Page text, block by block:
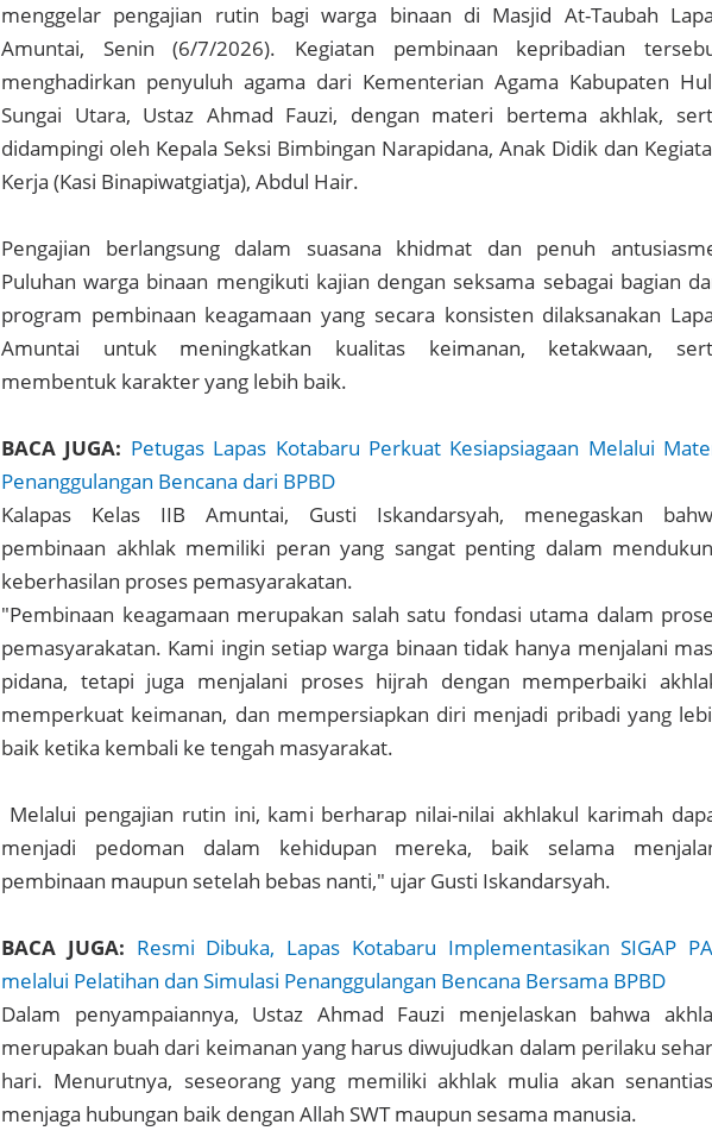
menggelar pengajian rutin bagi warga binaan di Masjid At-Taubah
Amuntai, Senin (6/7/2026). Kegiatan pembinaan kepribadian
menghadirkan penyuluh agama dari Kementerian Agama Kabupaten
Sungai Utara, Ustaz Ahmad Fauzi, dengan materi bertema akhlak,
didampingi oleh Kepala Seksi Bimbingan Narapidana, Anak Didik dan
Kerja (Kasi Binapiwatgiatja), Abdul Hair.
Pengajian berlangsung dalam suasana khidmat dan penuh
Puluhan warga binaan mengikuti kajian dengan seksama sebagai bagian
program pembinaan keagamaan yang secara konsisten dilaksanakan
Amuntai untuk meningkatkan kualitas keimanan, ketakwaan,
membentuk karakter yang lebih baik.
BACA JUGA: Petugas Lapas Kotabaru Perkuat Kesiapsiagaan Melalui
Penanggulangan Bencana dari BPBD
Kalapas Kelas IIB Amuntai, Gusti Iskandarsyah, menegaskan
pembinaan akhlak memiliki peran yang sangat penting dalam
keberhasilan proses pemasyarakatan.
"Pembinaan keagamaan merupakan salah satu fondasi utama dalam
pemasyarakatan. Kami ingin setiap warga binaan tidak hanya menjalani
pidana, tetapi juga menjalani proses hijrah dengan memperbaiki
memperkuat keimanan, dan mempersiapkan diri menjadi pribadi yang
baik ketika kembali ke tengah masyarakat.
Melalui pengajian rutin ini, kami berharap nilai-nilai akhlakul karimah
menjadi pedoman dalam kehidupan mereka, baik selama
pembinaan maupun setelah bebas nanti," ujar Gusti Iskandarsyah.
BACA JUGA: Resmi Dibuka, Lapas Kotabaru Implementasikan SIGAP
melalui Pelatihan dan Simulasi Penanggulangan Bencana Bersama BPBD
Dalam penyampaiannya, Ustaz Ahmad Fauzi menjelaskan bahwa
merupakan buah dari keimanan yang harus diwujudkan dalam perilaku
hari. Menurutnya, seseorang yang memiliki akhlak mulia akan
menjaga hubungan baik dengan Allah SWT maupun sesama manusia.